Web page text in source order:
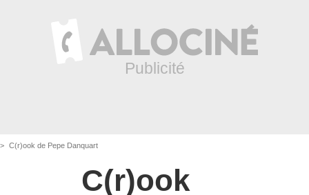
C(r)ook de Pepe Danquart
C(r)ook